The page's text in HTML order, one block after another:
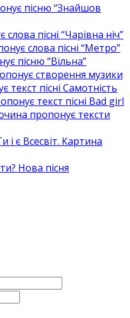
пісню “Знайшов
пісні “Чарівна ніч”
слова пісні “Метро”
пісню “Вільна”
створення музики
текст пісні Самотність
текст пісні Bad girl
пропонує тексти
і є Всесвіт. Картина
Нова пісня